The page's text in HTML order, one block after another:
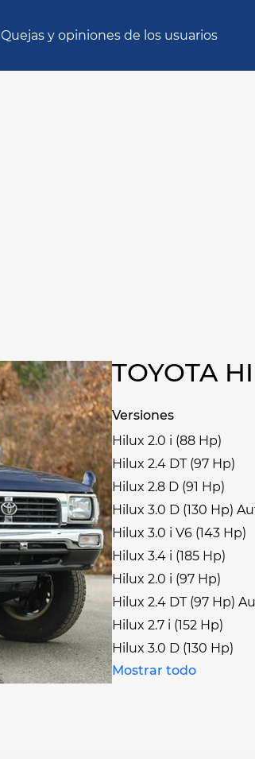
Quejas y opiniones de los usuarios
TOYOTA
Versiones
Hilux 2.0 i (88 Hp)
Hilux 2.4 DT (97 Hp)
Hilux 2.8 D (91 Hp)
Hilux 3.0 D (130 Hp)
Hilux 3.0 i V6 (143 Hp)
Hilux 3.4 i (185 Hp)
Hilux 2.0 i (97 Hp)
Hilux 2.4 DT (97 Hp)
Hilux 2.7 i (152 Hp)
Hilux 3.0 D (130 Hp)
Mostrar todo